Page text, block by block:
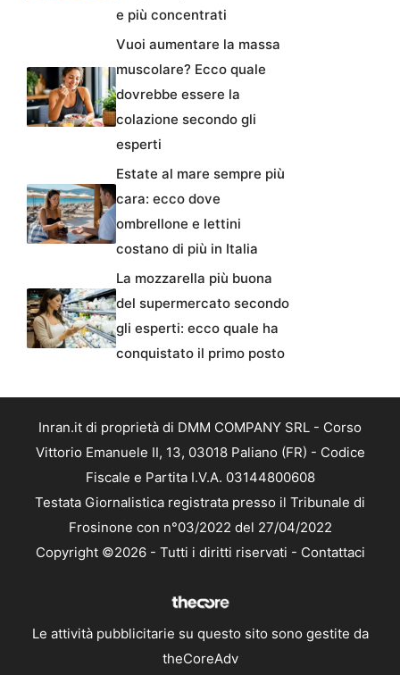
e più concentrati
Vuoi aumentare la massa
muscolare? Ecco quale
dovrebbe essere la
colazione secondo gli
esperti
Estate al mare sempre più
cara: ecco dove
ombrellone e lettini
costano di più in Italia
La mozzarella più buona
del supermercato secondo
gli esperti: ecco quale ha
conquistato il primo posto
Inran.it di proprietà di DMM COMPANY SRL - Corso
Vittorio Emanuele II, 13, 03018 Paliano (FR) - Codice
Fiscale e Partita I.V.A. 03144800608
Testata Giornalistica registrata presso il Tribunale di
Frosinone con n°03/2022 del 27/04/2022
Copyright ©2026 - Tutti i diritti riservati - Contattaci
Le attività pubblicitarie su questo sito sono gestite da
theCoreAdv